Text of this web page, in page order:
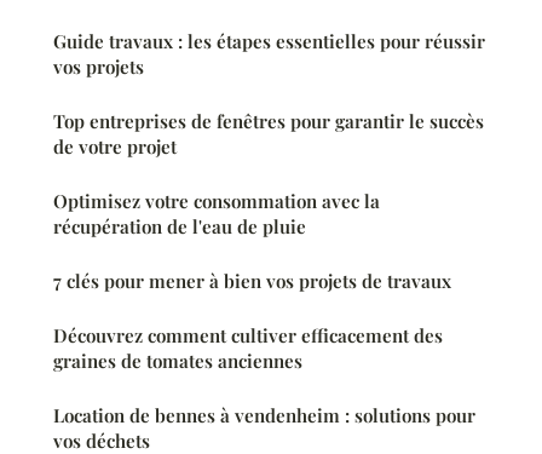
Guide travaux : les étapes essentielles pour réussir
vos projets
Top entreprises de fenêtres pour garantir le succès
de votre projet
Optimisez votre consommation avec la
récupération de l'eau de pluie
7 clés pour mener à bien vos projets de travaux
Découvrez comment cultiver efficacement des
graines de tomates anciennes
Location de bennes à vendenheim : solutions pour
vos déchets